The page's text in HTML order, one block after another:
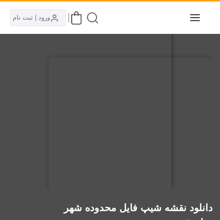
ورود | ثبت نام
دانلود نقشه شیپ فایل محدوده شهر